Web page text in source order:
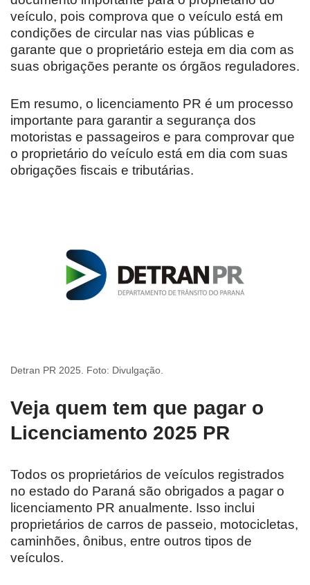
veículo, pois comprova que o veículo está em
condições de circular nas vias públicas e
garante que o proprietário esteja em dia com as
suas obrigações perante os órgãos reguladores.
Em resumo, o licenciamento PR é um processo
importante para garantir a segurança dos
motoristas e passageiros e para comprovar que
o proprietário do veículo está em dia com suas
obrigações fiscais e tributárias.
Detran PR 2025. Foto: Divulgação.
Veja quem tem que pagar o
Licenciamento 2025 PR
Todos os proprietários de veículos registrados
no estado do Paraná são obrigados a pagar o
licenciamento PR anualmente. Isso inclui
proprietários de carros de passeio, motocicletas,
caminhões, ônibus, entre outros tipos de
veículos.